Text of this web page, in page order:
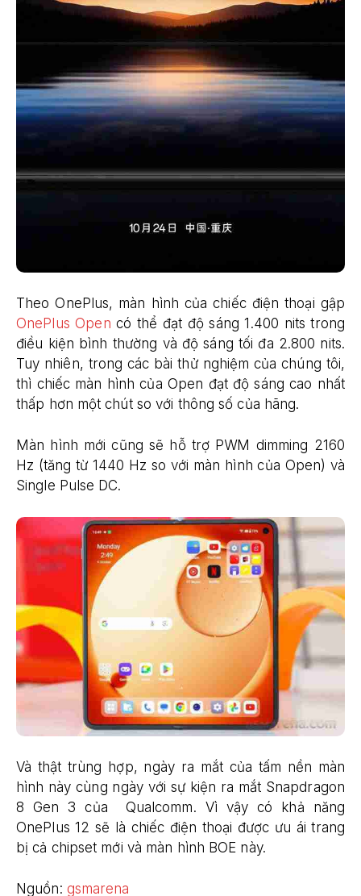
Theo OnePlus, màn hình của chiếc điện thoại gập
OnePlus Open có thể đạt độ sáng 1.400 nits trong
điều kiện bình thường và độ sáng tối đa 2.800 nits.
Tuy nhiên, trong các bài thử nghiệm của chúng tôi,
thì chiếc màn hình của Open đạt độ sáng cao nhất
thấp hơn một chút so với thông số của hãng.
Màn hình mới cũng sẽ hỗ trợ PWM dimming 2160
Hz (tăng từ 1440 Hz so với màn hình của Open) và
Single Pulse DC.
Và thật trùng hợp, ngày ra mắt của tấm nền màn
hình này cùng ngày với sự kiện ra mắt Snapdragon
8 Gen 3 của Qualcomm. Vì vậy có khả năng
OnePlus 12 sẽ là chiếc điện thoại được ưu ái trang
bị cả chipset mới và màn hình BOE này.
Nguồn: gsmarena